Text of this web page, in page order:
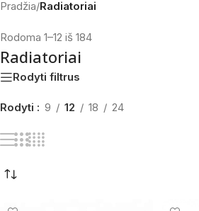
Pradžia/Radiatoriai
Rodoma 1–12 iš 184
Radiatoriai
Rodyti filtrus
Rodyti 9 12 18 24